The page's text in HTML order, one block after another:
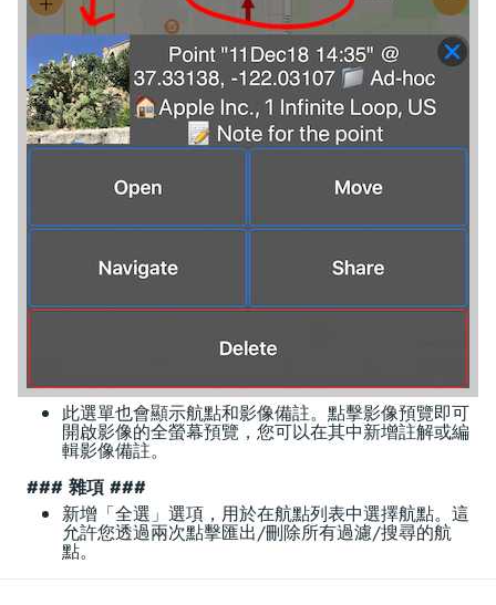
此選單也會顯示航點和影像備註。點擊影像預覽即可
開啟影像的全螢幕預覽，您可以在其中新增註解或編
輯影像備註。
### 雜項 ###
新增「全選」選項，用於在航點列表中選擇航點。這
允許您透過兩次點擊匯出/刪除所有過濾/搜尋的航
點。